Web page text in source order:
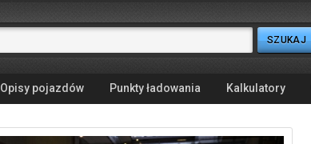
Opisy pojazdów Punkty ładowania Kalkulatory